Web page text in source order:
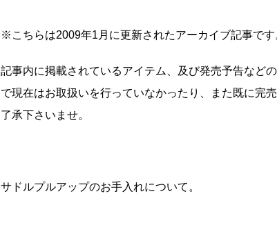
※こちらは2009年1月に更新されたアーカイブ記事です
記事内に掲載されているアイテム、及び発売予告など
で現在はお取扱いを行っていなかったり、また既に完
了承下さいませ。
サドルプルアップのお手入れについて。